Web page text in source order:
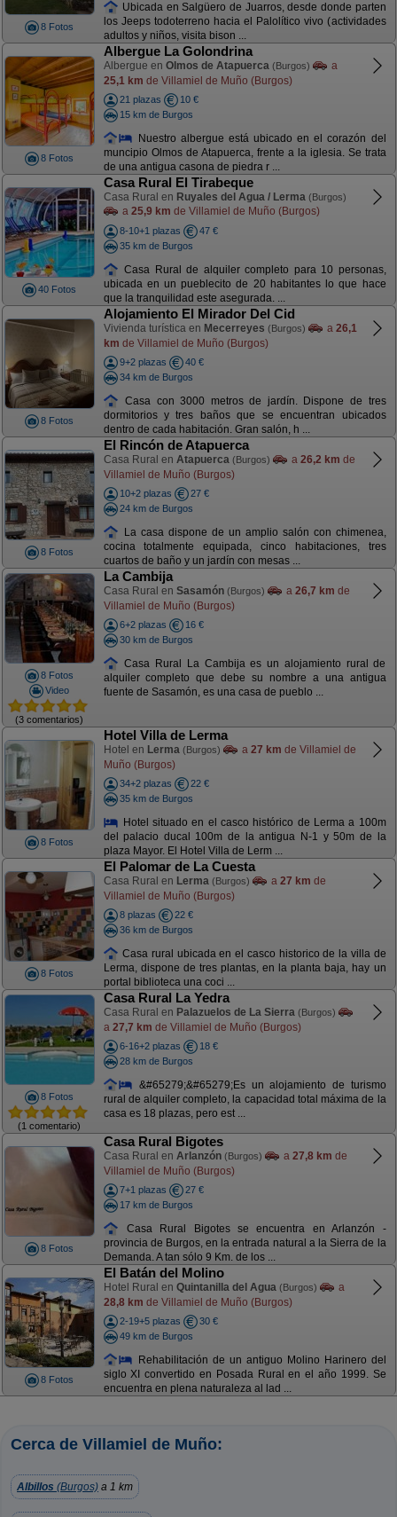
8 Fotos
Ubicada en Salgüero de Juarros, desde donde parten
los Jeeps todoterreno hacia el Palolítico vivo (actividades
adultos y niños, visita bison ...
8 Fotos
Albergue La Golondrina
Albergue en Olmos de Atapuerca (Burgos)
a
25,1 km de Villamiel de Muño (Burgos)
21 plazas
10 €
15 km de Burgos
Nuestro albergue está ubicado en el corazón del
muncipio Olmos de Atapuerca, frente a la iglesia. Se trata
de una antigua casona de piedra r ...
40 Fotos
Casa Rural El Tirabeque
Casa Rural en Ruyales del Agua / Lerma (Burgos)
a 25,9 km de Villamiel de Muño (Burgos)
8-10+1 plazas
47 €
35 km de Burgos
Casa Rural de alquiler completo para 10 personas,
ubicada en un pueblecito de 20 habitantes lo que hace
que la tranquilidad este asegurada. ...
8 Fotos
Alojamiento El Mirador Del Cid
Vivienda turística en Mecerreyes (Burgos) a 26,1
km de Villamiel de Muño (Burgos)
9+2 plazas
40 €
34 km de Burgos
Casa con 3000 metros de jardín. Dispone de tres
dormitorios y tres baños que se encuentran ubicados
dentro de cada habitación. Gran salón, h ...
8 Fotos
El Rincón de Atapuerca
Casa Rural en Atapuerca (Burgos) a 26,2 km de
Villamiel de Muño (Burgos)
10+2 plazas
27 €
24 km de Burgos
La casa dispone de un amplio salón con chimenea,
cocina totalmente equipada, cinco habitaciones, tres
cuartos de baño y un jardín con mesas ...
8 Fotos
Video
(3 comentarios)
La Cambija
Casa Rural en Sasamón (Burgos) a 26,7 km de
Villamiel de Muño (Burgos)
6+2 plazas
16 €
30 km de Burgos
Casa Rural La Cambija es un alojamiento rural de
alquiler completo que debe su nombre a una antigua
fuente de Sasamón, es una casa de pueblo ...
8 Fotos
Hotel Villa de Lerma
Hotel en Lerma (Burgos) a 27 km de Villamiel de
Muño (Burgos)
34+2 plazas
22 €
35 km de Burgos
Hotel situado en el casco histórico de Lerma a 100m
del palacio ducal 100m de la antigua N-1 y 50m de la
plaza Mayor. El Hotel Villa de Lerm ...
8 Fotos
El Palomar de La Cuesta
Casa Rural en Lerma (Burgos) a 27 km de
Villamiel de Muño (Burgos)
8 plazas
22 €
36 km de Burgos
Casa rural ubicada en el casco historico de la villa de
Lerma, dispone de tres plantas, en la planta baja, hay un
portal biblioteca una coci ...
8 Fotos
(1 comentario)
Casa Rural La Yedra
Casa Rural en Palazuelos de La Sierra (Burgos)
a 27,7 km de Villamiel de Muño (Burgos)
6-16+2 plazas
18 €
28 km de Burgos
&#65279;&#65279;Es un alojamiento de turismo
rural de alquiler completo, la capacidad total máxima de la
casa es 18 plazas, pero est ...
8 Fotos
Casa Rural Bigotes
Casa Rural en Arlanzón (Burgos) a 27,8 km de
Villamiel de Muño (Burgos)
7+1 plazas
27 €
17 km de Burgos
Casa Rural Bigotes se encuentra en Arlanzón -
provincia de Burgos, en la entrada natural a la Sierra de la
Demanda. A tan sólo 9 Km. de los ...
8 Fotos
El Batán del Molino
Hotel Rural en Quintanilla del Agua (Burgos)
a
28,8 km de Villamiel de Muño (Burgos)
2-19+5 plazas
30 €
49 km de Burgos
Rehabilitación de un antiguo Molino Harinero del
siglo XI convertido en Posada Rural en el año 1999. Se
encuentra en plena naturaleza al lad ...
Cerca de Villamiel de Muño:
Albillos (Burgos) a 1 km